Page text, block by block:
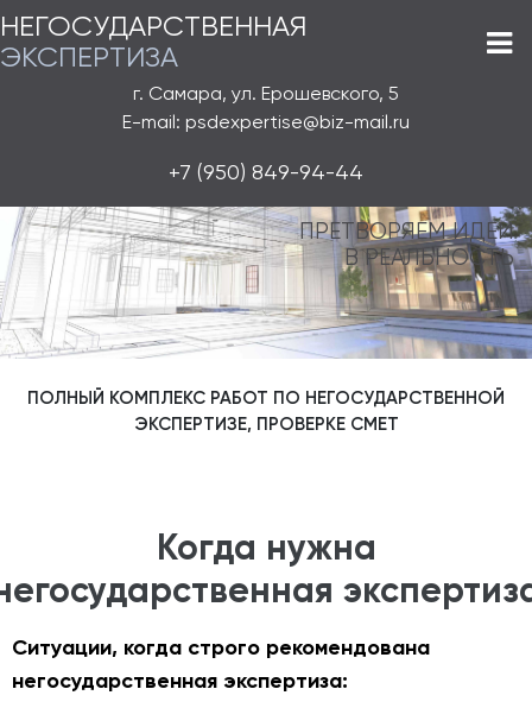
НЕГОСУДАРСТВЕННАЯ
ЭКСПЕРТИЗА
г. Самара, ул. Ерошевского, 5
E-mail: psdexpertise@biz-mail.ru
+7 (950) 849-94-44
ПРЕТВОРЯЕМ ИДЕИ
В РЕАЛЬНОСТЬ
ПОЛНЫЙ КОМПЛЕКС РАБОТ ПО НЕГОСУДАРСТВЕННОЙ
ЭКСПЕРТИЗЕ, ПРОВЕРКЕ СМЕТ
Когда нужна
Ситуации, когда строго рекомендована
негосударственная экспертиза: